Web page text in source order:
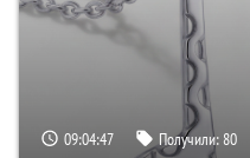
09:04:46 Получили:80